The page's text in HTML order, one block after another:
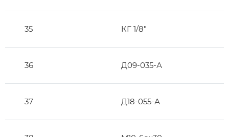
35 КГ 1/8"
36 Д09-035-А
37 Д18-055-А